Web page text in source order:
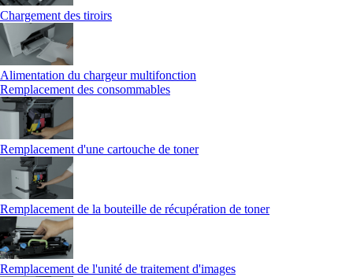
Chargement des tiroirs
Alimentation du chargeur multifonction
Remplacement des consommables
Remplacement d'une cartouche de toner
Remplacement de la bouteille de récupération de toner
Remplacement de l'unité de traitement d'images